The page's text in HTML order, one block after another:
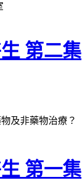
第二集
及非藥物治療？
第一集